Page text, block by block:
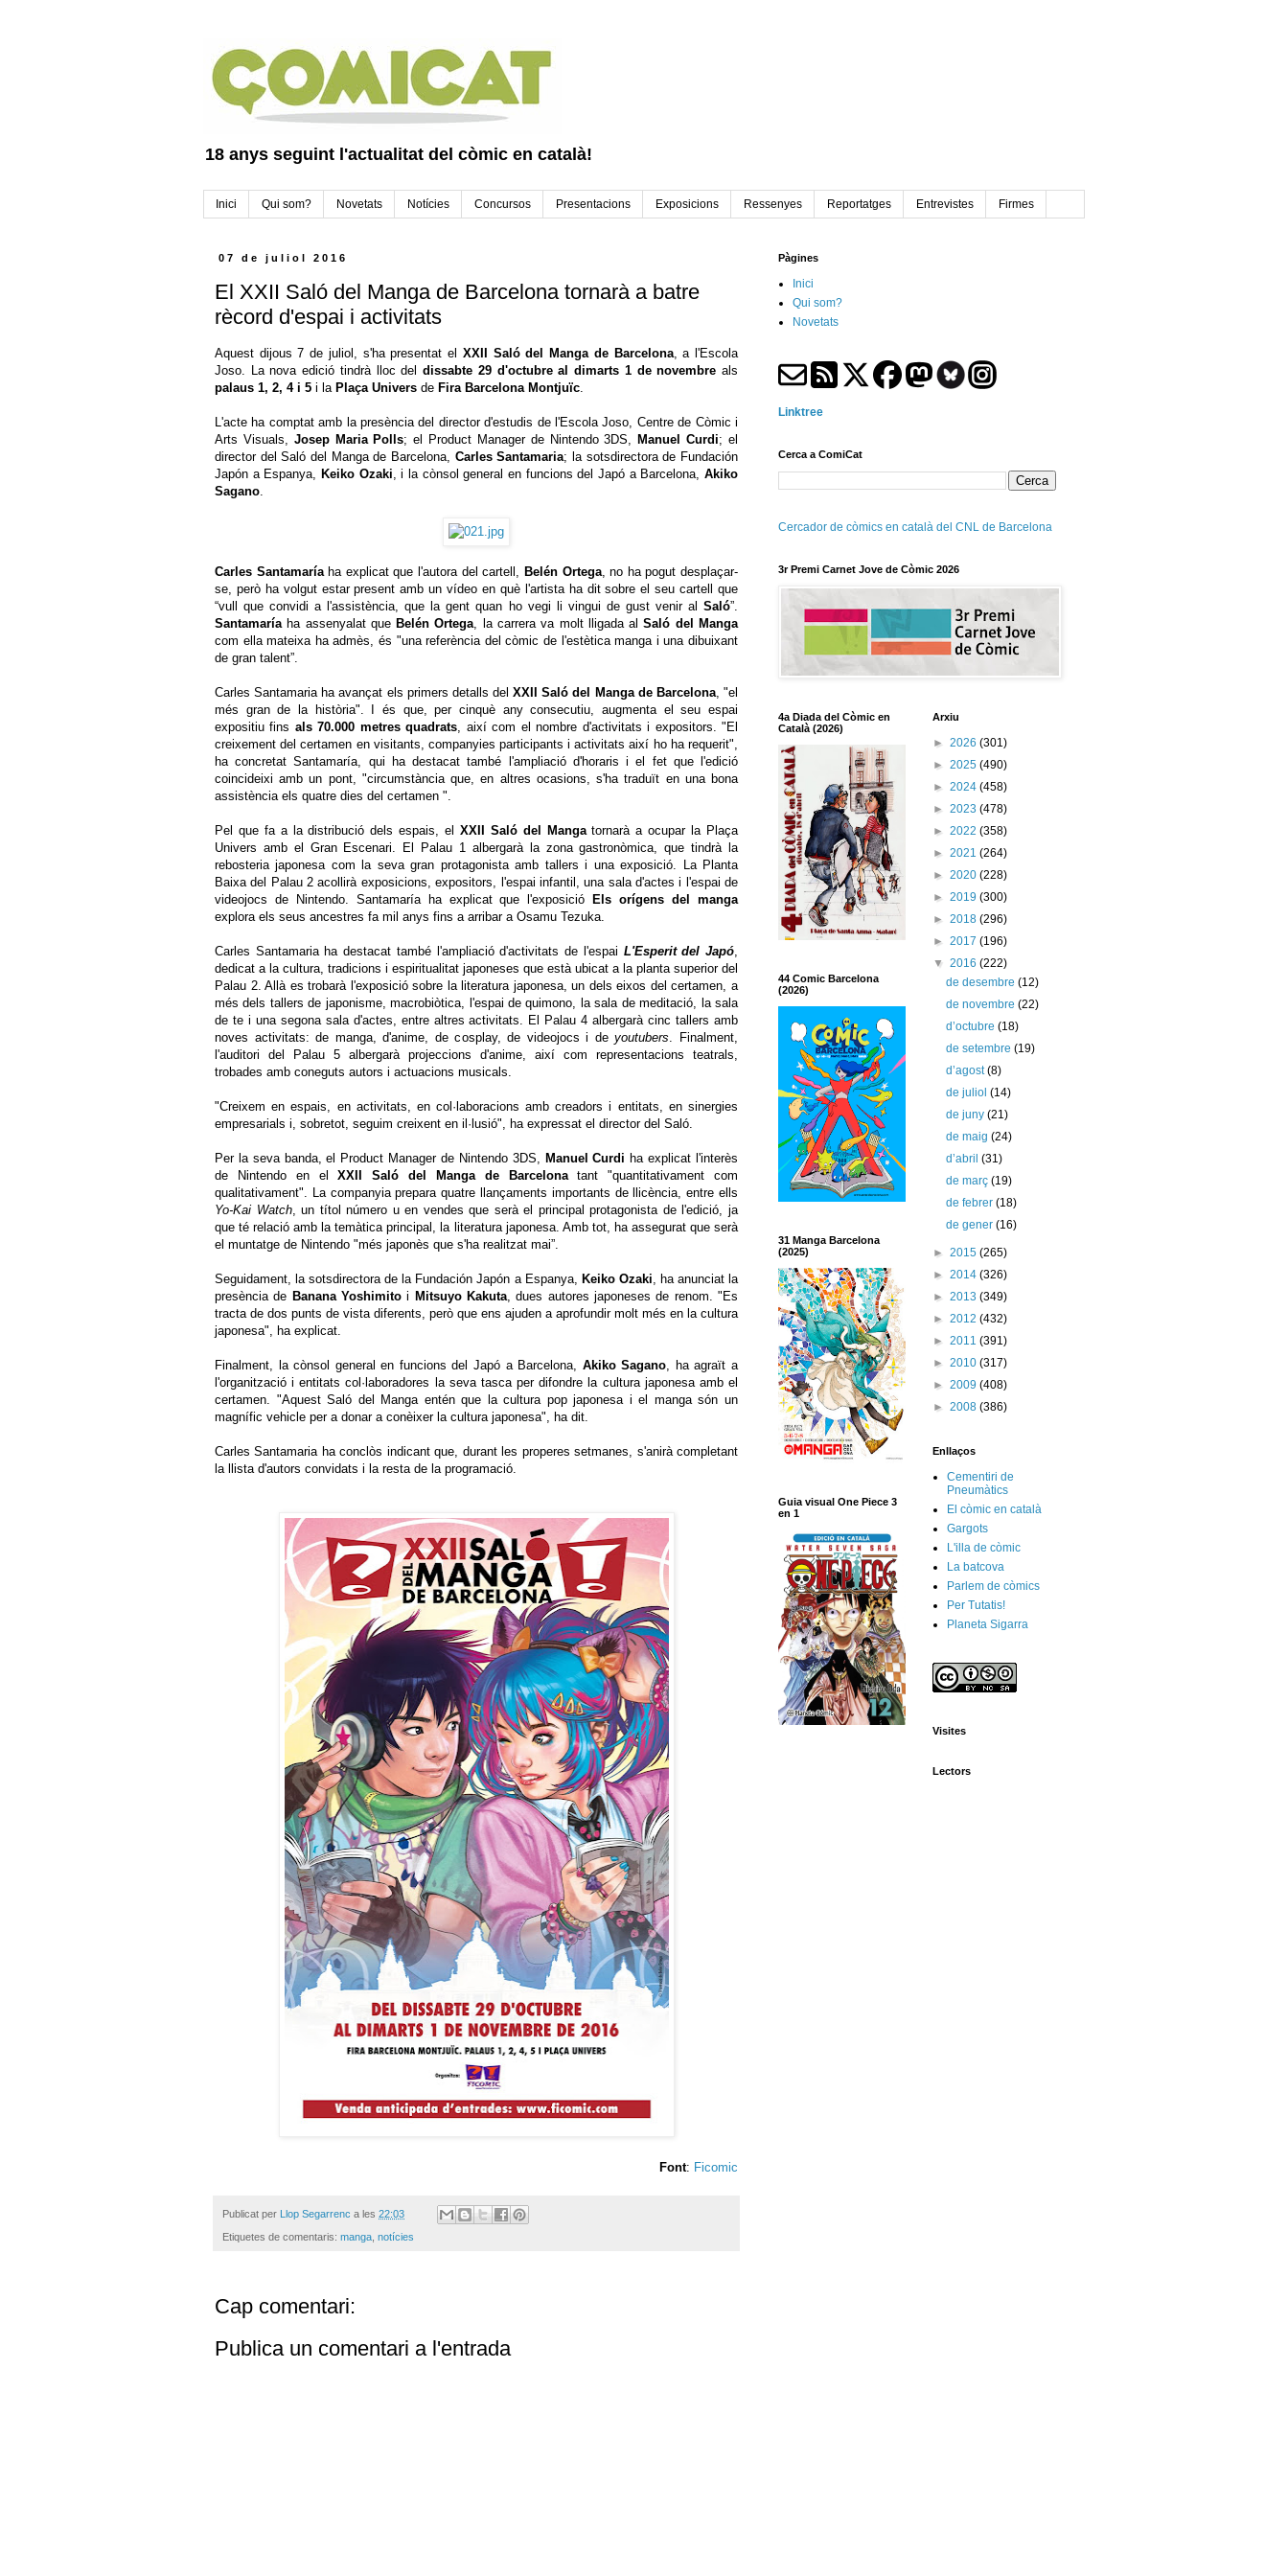
18 anys seguint l'actualitat del còmic en català!
Inici Qui som? Novetats Notícies Concursos Presentacions Exposicions Ressenyes Reportatges Entrevistes Firmes
07 de juliol 2016
El XXII Saló del Manga de Barcelona tornarà a batre
rècord d'espai i activitats
Aquest dijous 7 de juliol, s'ha presentat el XXII Saló del Manga de Barcelona, ​​a l'Escola
Joso. La nova edició tindrà lloc deldissabte 29 d'octubre al dimarts 1 de novembre als
palaus 1, 2, 4 i 5 i la Plaça Univers de Fira Barcelona Montjuïc.
L'acte ha comptat amb la presència del director d'estudis de l'Escola Joso, Centre de Còmic i
Arts Visuals, Josep Maria Polls; el Product Manager de Nintendo 3DS, Manuel Curdi; el
director del Saló del Manga de Barcelona, ​​ Carles Santamaria; la sotsdirectora de Fundación
Japón a Espanya, Keiko Ozaki, i la cònsol general en funcions del Japó a Barcelona, ​​Akiko
Sagano.
Carles Santamaríaha explicat que l'autora del cartell, Belén Ortega, no ha pogut desplaçar-
se, però ha volgut estar present amb un vídeo en què l'artista ha dit sobre el seu cartell que
“vull que convidi a l'assistència, que la gent quan ho vegi li vingui de gust venir al Saló”.
Santamaríaha assenyalat que Belén Ortega, la carrera va molt lligada alSaló del Manga
com ella mateixa ha admès, és "una referència del còmic de l'estètica manga i una dibuixant
de gran talent”.
Carles Santamaria ha avançat els primers detalls delXXII Saló del Manga de Barcelona, ​​"el
més gran de la història". I és que, per cinquè any consecutiu, augmenta el seu espai
expositiu fins als 70.000 metres quadrats, així com el nombre d'activitats i expositors. "El
creixement del certamen en visitants, companyies participants i activitats així ho ha requerit",
ha concretat Santamaría, qui ha destacat també l'ampliació d'horaris i el fet que l'edició
coincideixi amb un pont, "circumstància que, en altres ocasions, s'ha traduït en una bona
assistència els quatre dies del certamen ".
Pel que fa a la distribució dels espais, el XXII Saló del Mangatornarà a ocupar la Plaça
Univers amb el Gran Escenari. El Palau 1 albergarà la zona gastronòmica, que tindrà la
rebosteria japonesa com la seva gran protagonista amb tallers i una exposició. La Planta
Baixa del Palau 2 acollirà exposicions, expositors, l'espai infantil, una sala d'actes i l'espai de
videojocs de Nintendo. Santamaría ha explicat que l'exposició
Els orígens del manga
explora els seus ancestres fa mil anys fins a arribar a Osamu Tezuka.
Carles Santamaria ha destacat també l'ampliació d'activitats de l'espai L'Esperit del Japó,
dedicat a la cultura, tradicions i espiritualitat japoneses que està ubicat a la planta superior del
Palau 2. Allà es trobarà l'exposició sobre la literatura japonesa, un dels eixos del certamen, a
més dels tallers de japonisme, macrobiòtica, l'espai de quimono, la sala de meditació, la sala
de te i una segona sala d'actes, entre altres activitats. El Palau 4 albergarà cinc tallers amb
noves activitats: de manga, d'anime, de cosplay, de videojocs i deyoutubers. Finalment,
l'auditori del Palau 5 albergarà projeccions d'anime, així com representacions teatrals,
trobades amb coneguts autors i actuacions musicals.
"Creixem en espais, en activitats, en col·laboracions amb creadors i entitats, en sinergies
empresarials i, sobretot, seguim creixent en il·lusió", ha expressat el director del Saló.
Per la seva banda, el Product Manager de Nintendo 3DS, Manuel Curdi ha explicat l'interès
de Nintendo en elXXII Saló del Manga de Barcelonatant "quantitativament com
qualitativament". La companyia prepara quatre llançaments importants de llicència, entre ells
Yo-Kai Watch, un títol número u en vendes que serà el principal protagonista de l'edició, ja
que té relació amb la temàtica principal, la literatura japonesa. Amb tot, ha assegurat que serà
el muntatge de Nintendo "més japonès que s'ha realitzat mai”.
Seguidament, la sotsdirectora de la Fundación Japón a Espanya, Keiko Ozaki, ha anunciat la
presència de Banana Yoshimito i Mitsuyo Kakuta, dues autores japoneses de renom. "Es
tracta de dos punts de vista diferents, però que ens ajuden a aprofundir molt més en la cultura
japonesa", ha explicat.
Finalment, la cònsol general en funcions del Japó a Barcelona, ​​ Akiko Sagano, ha agraït a
l'organització i entitats col·laboradores la seva tasca per difondre la cultura japonesa amb el
certamen. "Aquest Saló del Manga entén que la cultura pop japonesa i el manga són un
magnífic vehicle per a donar a conèixer la cultura japonesa", ha dit.
Carles Santamaria ha conclòs indicant que, durant les properes setmanes, s'anirà completant
la llista d'autors convidats i la resta de la programació.
Font: Ficomic
Publicat per Llop Segarrenc a les 22:03
Etiquetes de comentaris: manga, notícies
Cap comentari:
Publica un comentari a l'entrada
Pàgines
Inici
Qui som?
Novetats
Linktree
Cerca a ComiCat
Cercador de còmics en català del CNL de Barcelona
3r Premi Carnet Jove de Còmic 2026
4a Diada del Còmic en
Català (2026)
44 Comic Barcelona
(2026)
31 Manga Barcelona
(2025)
Guia visual One Piece 3
en 1
Arxiu
► 2026 (301)
► 2025 (490)
► 2024 (458)
► 2023 (478)
► 2022 (358)
► 2021 (264)
► 2020 (228)
► 2019 (300)
► 2018 (296)
► 2017 (196)
▼ 2016 (222)
de desembre(12)
de novembre(22)
d’octubre(18)
de setembre(19)
d’agost(8)
de juliol(14)
de juny(21)
de maig(24)
d’abril(31)
de març(19)
de febrer(18)
de gener(16)
► 2015 (265)
► 2014 (326)
► 2013 (349)
► 2012 (432)
► 2011 (391)
► 2010 (317)
► 2009 (408)
► 2008 (386)
Enllaços
Cementiri de
Pneumàtics
El còmic en català
Gargots
L'illa de còmic
La batcova
Parlem de còmics
Per Tutatis!
Planeta Sigarra
Visites
Lectors